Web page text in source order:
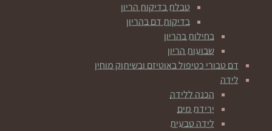
טבלת בדיקות הריון
בדיקות דם בהריון
בחילות בהריון
שבועות הריון
דם טבורי כטיפול באוטיזם ובשיתוק מוחין
לידה
הכנה ללידה
ירידת מים
לידה טבעית